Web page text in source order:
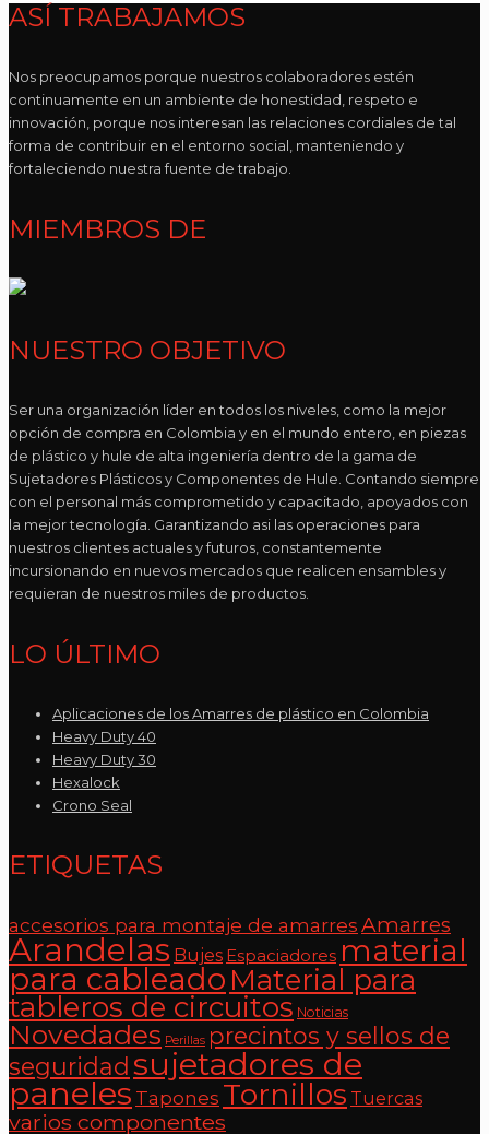
ASÍ TRABAJAMOS
Nos preocupamos porque nuestros colaboradores estén
continuamente en un ambiente de honestidad, respeto e
innovación, porque nos interesan las relaciones cordiales de tal
forma de contribuir en el entorno social, manteniendo y
fortaleciendo nuestra fuente de trabajo.
MIEMBROS DE
NUESTRO OBJETIVO
Ser una organización líder en todos los niveles, como la mejor
opción de compra en Colombia y en el mundo entero, en piezas
de plástico y hule de alta ingeniería dentro de la gama de
Sujetadores Plásticos y Componentes de Hule. Contando siempre
con el personal más comprometido y capacitado, apoyados con
la mejor tecnología. Garantizando asi las operaciones para
nuestros clientes actuales y futuros, constantemente
incursionando en nuevos mercados que realicen ensambles y
requieran de nuestros miles de productos.
LO ÚLTIMO
Aplicaciones de los Amarres de plástico en Colombia
Heavy Duty 40
Heavy Duty 30
Hexalock
Crono Seal
ETIQUETAS
accesorios para montaje de amarresAmarres
Arandelas Bujes Espaciadores material
para cableado Material para
tableros de circuitos Noticias
Novedades Perillas precintos y sellos de
seguridad sujetadores de
paneles Tapones Tornillos Tuercas
varios componentes